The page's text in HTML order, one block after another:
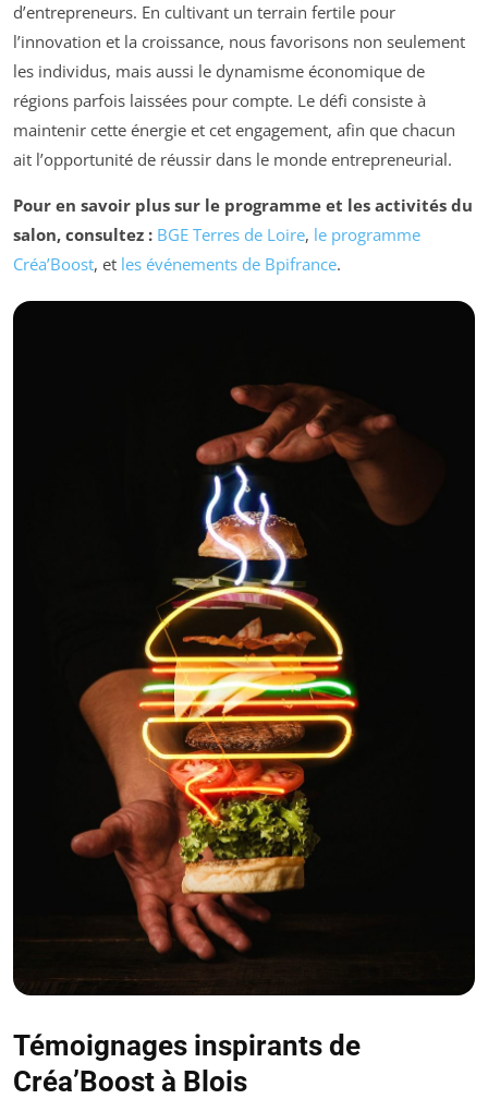
d’entrepreneurs. En cultivant un terrain fertile pour
l’innovation et la croissance, nous favorisons non seulement
les individus, mais aussi le dynamisme économique de
régions parfois laissées pour compte. Le défi consiste à
maintenir cette énergie et cet engagement, afin que chacun
ait l’opportunité de réussir dans le monde entrepreneurial.
Pour en savoir plus sur le programme et les activités du
salon, consultez : BGE Terres de Loire, le programme
Créa’Boost, et les événements de Bpifrance.
Témoignages inspirants de
Créa’Boost à Blois